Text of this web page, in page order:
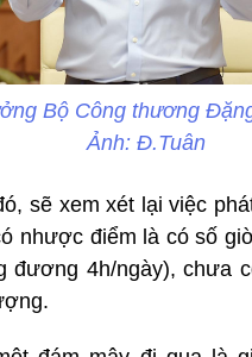
Bộ Công thương
Ảnh: Đ.Tuân
sẽ xem xét lại việc
nhược điểm là có số
đương 4h/ngày), chưa